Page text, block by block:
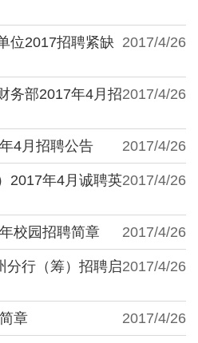
2017/4/26
位2017招聘紧缺
2017/4/26
务部2017年4月招
2017/4/26
4月招聘公告
2017/4/26
2017年4月诚聘英
2017/4/26
校园招聘简章
2017/4/26
分行（筹）招聘启
2017/4/26
章